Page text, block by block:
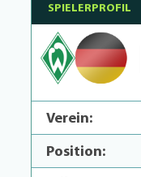
SPIELERPROFIL
Verein:
Position: